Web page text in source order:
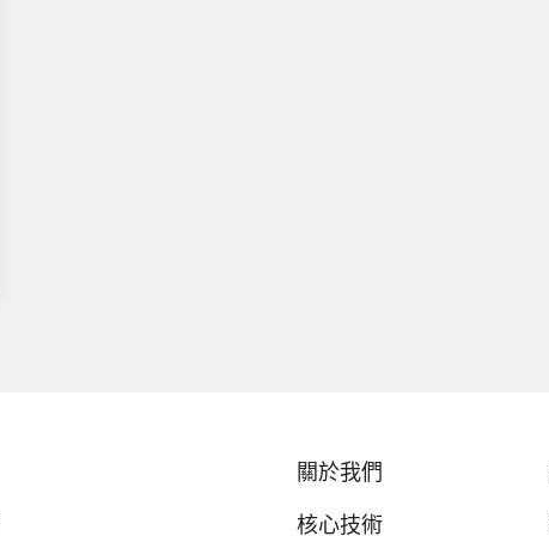
關於我們
核心技術